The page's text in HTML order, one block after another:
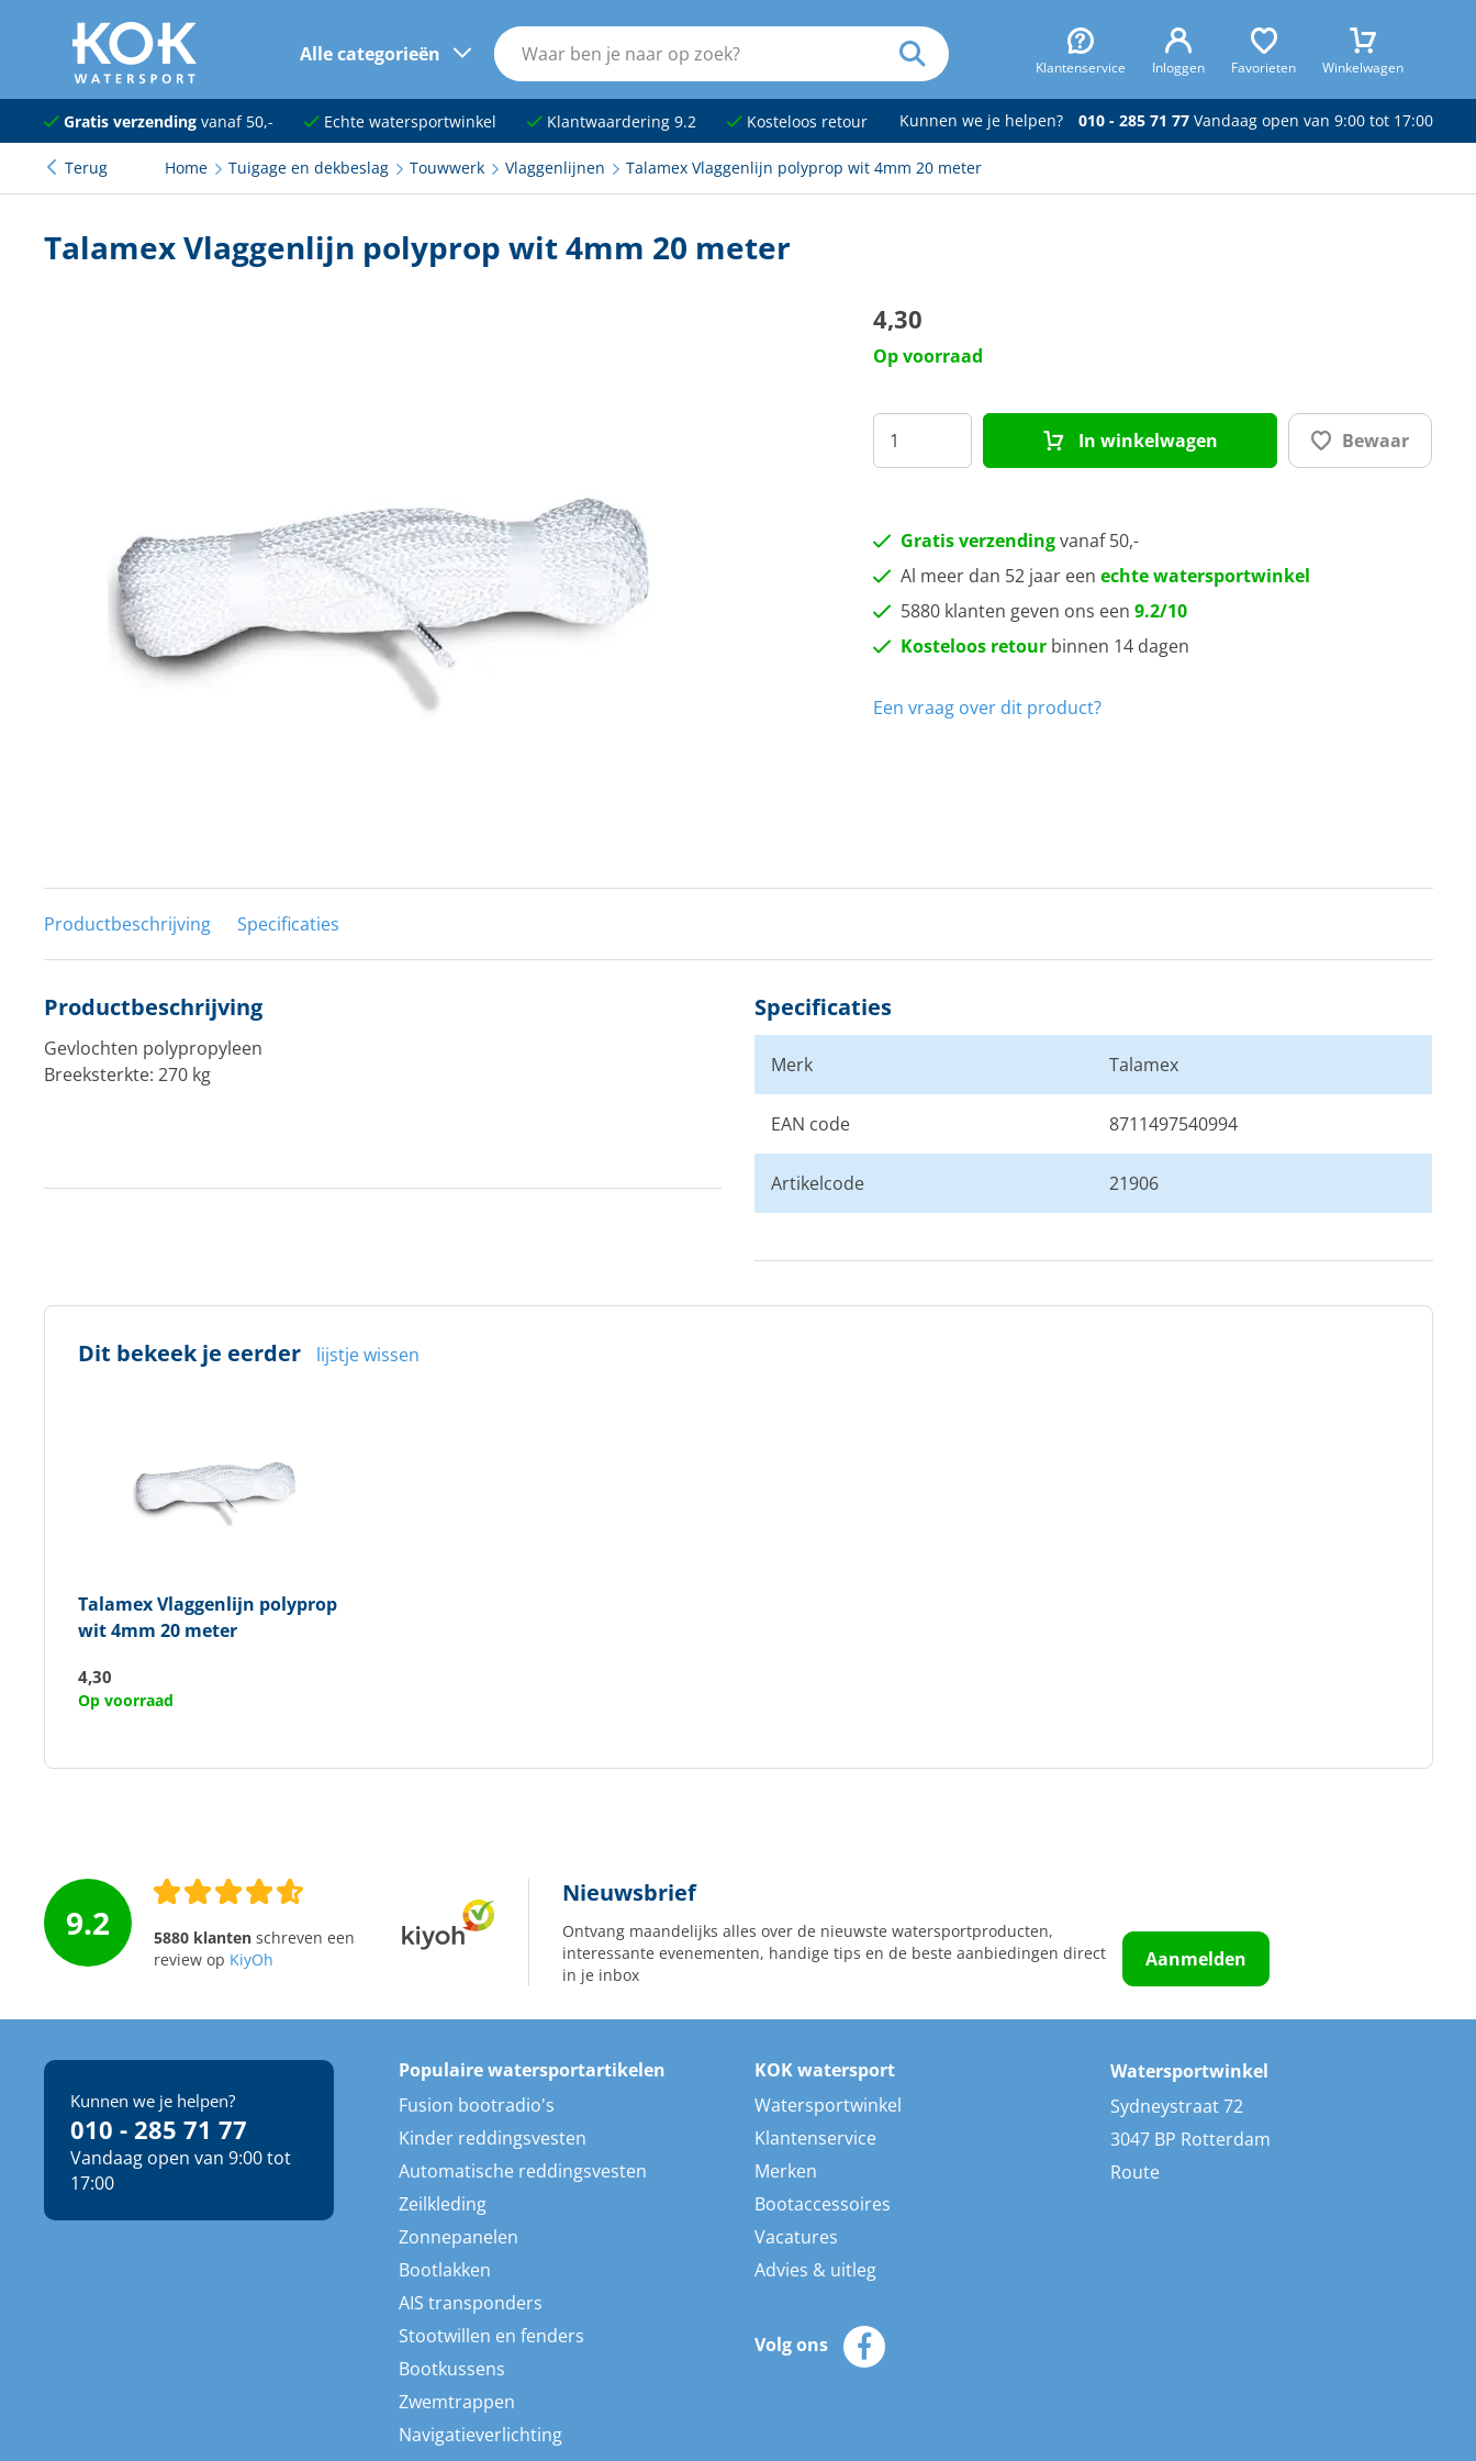
naar hoofdinhoud
Alle categorieën
Klantenservice Inloggen Favorieten Winkelwagen
Navigatie
Dekuitrusting
Onderhoud en verf
Tuigage en dekbeslag
Veiligheid
Boten, toebehoren en fun
Gratis verzendingvanaf 50,- Echte watersportwinkel Klantwaardering 9.2 Kosteloos retour Kunnen we je helpen? 010 - 285 71 77Vandaag open van 9:00 tot 17:00
Terug Home Tuigage en dekbeslag Touwwerk Vlaggenlijnen Talamex Vlaggenlijn polyprop wit 4mm 20 meter
Talamex Vlaggenlijn polyprop wit 4mm 20 meter
4,30
Op voorraad
In winkelwagen Bewaar
Gratis verzendingvanaf 50,-
Al meer dan 52 jaar een echte watersportwinkel
5880 klanten geven ons een 9.2/10
Kosteloos retourbinnen 14 dagen
Een vraag over dit product?
Productbeschrijving Specificaties
Productbeschrijving
Gevlochten polypropyleen
Breeksterkte: 270 kg
Specificaties
Merk Talamex
EAN code 8711497540994
Artikelcode 21906
Dit bekeek je eerder lijstje wissen
TalamexVlaggenlijn polyprop
wit 4mm 20 meter
4,30
Op voorraad
9.2 5880 klantenschreven een
review op KiyOh
Nieuwsbrief
Ontvang maandelijks alles over de nieuwste watersportproducten,
interessante evenementen, handige tips en de beste aanbiedingen direct
in je inbox
Aanmelden
Kunnen we je helpen?
010 - 285 71 77
Vandaag open van 9:00 tot
17:00
Populaire watersportartikelen
Fusion bootradio's
Kinder reddingsvesten
Automatische reddingsvesten
Zeilkleding
Zonnepanelen
Bootlakken
AIS transponders
Stootwillen en fenders
Bootkussens
Zwemtrappen
Navigatieverlichting
KOK watersport
Watersportwinkel
Klantenservice
Merken
Bootaccessoires
Vacatures
Advies & uitleg
Volg ons
Watersportwinkel
Sydneystraat 72
3047 BP Rotterdam
Route